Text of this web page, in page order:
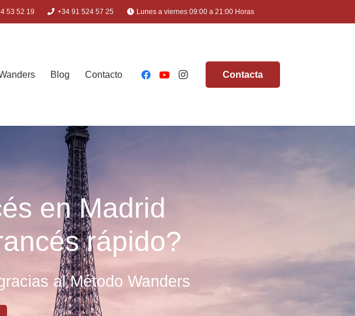
53 52 19 +34 91 524 57 25 Lunes a viernes 09:00 a 21:00 Horas
Blog Contacto Contacta
en Madrid
rápido?
al Método Wanders